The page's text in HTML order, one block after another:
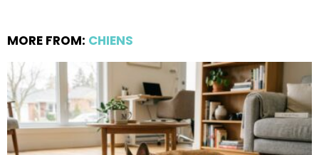
MORE FROM: CHIENS